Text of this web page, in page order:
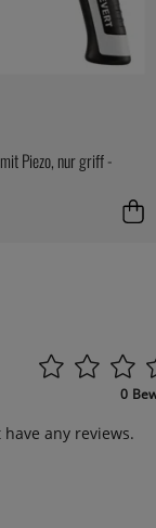
Piezo, nur griff -
0
any reviews.